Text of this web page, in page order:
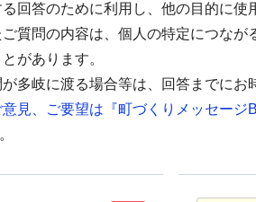
回答のために利用し、他の目的に使
質問の内容は、個人の特定につな
があります。
多岐に渡る場合等は、回答までにお
見、ご要望は『町づくりメッセージ